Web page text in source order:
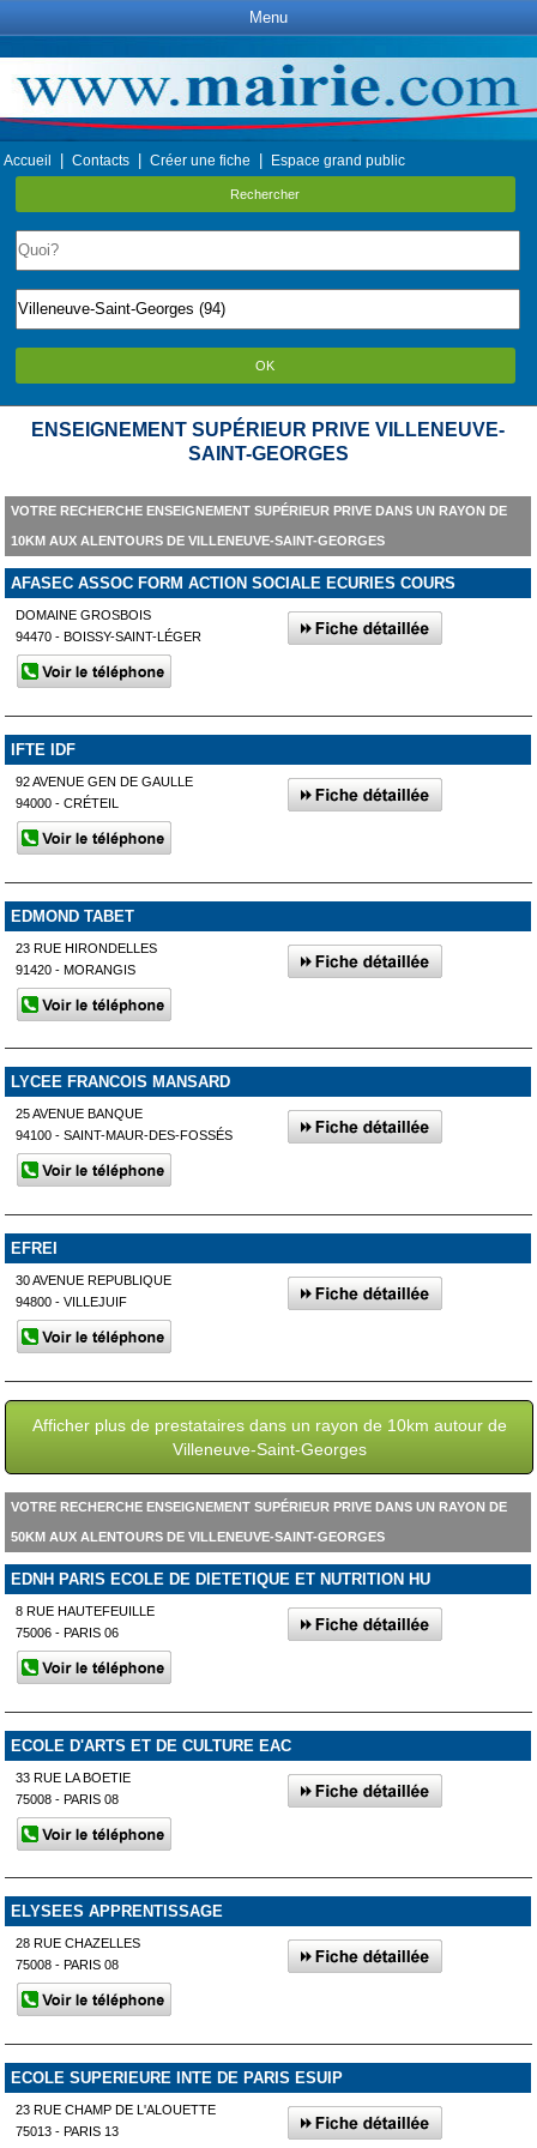
Menu
Accueil Contacts Créer une fiche Espace grand public
Rechercher
OK
ENSEIGNEMENT SUPÉRIEUR PRIVE VILLENEUVE-
SAINT-GEORGES
VOTRE RECHERCHE ENSEIGNEMENT SUPÉRIEUR PRIVE DANS UN RAYON DE
10KM AUX ALENTOURS DE VILLENEUVE-SAINT-GEORGES
AFASEC ASSOC FORM ACTION SOCIALE ECURIES COURS
DOMAINE GROSBOIS
94470 - BOISSY-SAINT-LÉGER
IFTE IDF
92 AVENUE GEN DE GAULLE
94000 - CRÉTEIL
EDMOND TABET
23 RUE HIRONDELLES
91420 - MORANGIS
LYCEE FRANCOIS MANSARD
25 AVENUE BANQUE
94100 - SAINT-MAUR-DES-FOSSÉS
EFREI
30 AVENUE REPUBLIQUE
94800 - VILLEJUIF
Afficher plus de prestataires dans un rayon de 10km autour de
Villeneuve-Saint-Georges
VOTRE RECHERCHE ENSEIGNEMENT SUPÉRIEUR PRIVE DANS UN RAYON DE
50KM AUX ALENTOURS DE VILLENEUVE-SAINT-GEORGES
EDNH PARIS ECOLE DE DIETETIQUE ET NUTRITION HU
8 RUE HAUTEFEUILLE
75006 - PARIS 06
ECOLE D'ARTS ET DE CULTURE EAC
33 RUE LA BOETIE
75008 - PARIS 08
ELYSEES APPRENTISSAGE
28 RUE CHAZELLES
75008 - PARIS 08
ECOLE SUPERIEURE INTE DE PARIS ESUIP
23 RUE CHAMP DE L'ALOUETTE
75013 - PARIS 13